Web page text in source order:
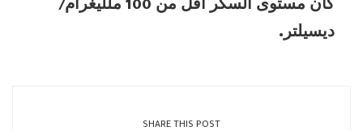
كان مستوى السكر أقل من 100 ملليغرام/
ديسيلتر.
SHARE THIS POST